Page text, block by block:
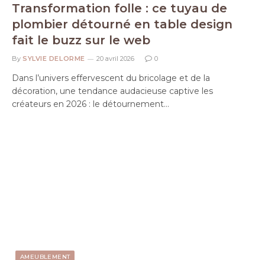
Transformation folle : ce tuyau de
plombier détourné en table design
fait le buzz sur le web
By SYLVIE DELORME 20 avril 2026 0
Dans l’univers effervescent du bricolage et de la
décoration, une tendance audacieuse captive les
créateurs en 2026 : le détournement…
AMEUBLEMENT